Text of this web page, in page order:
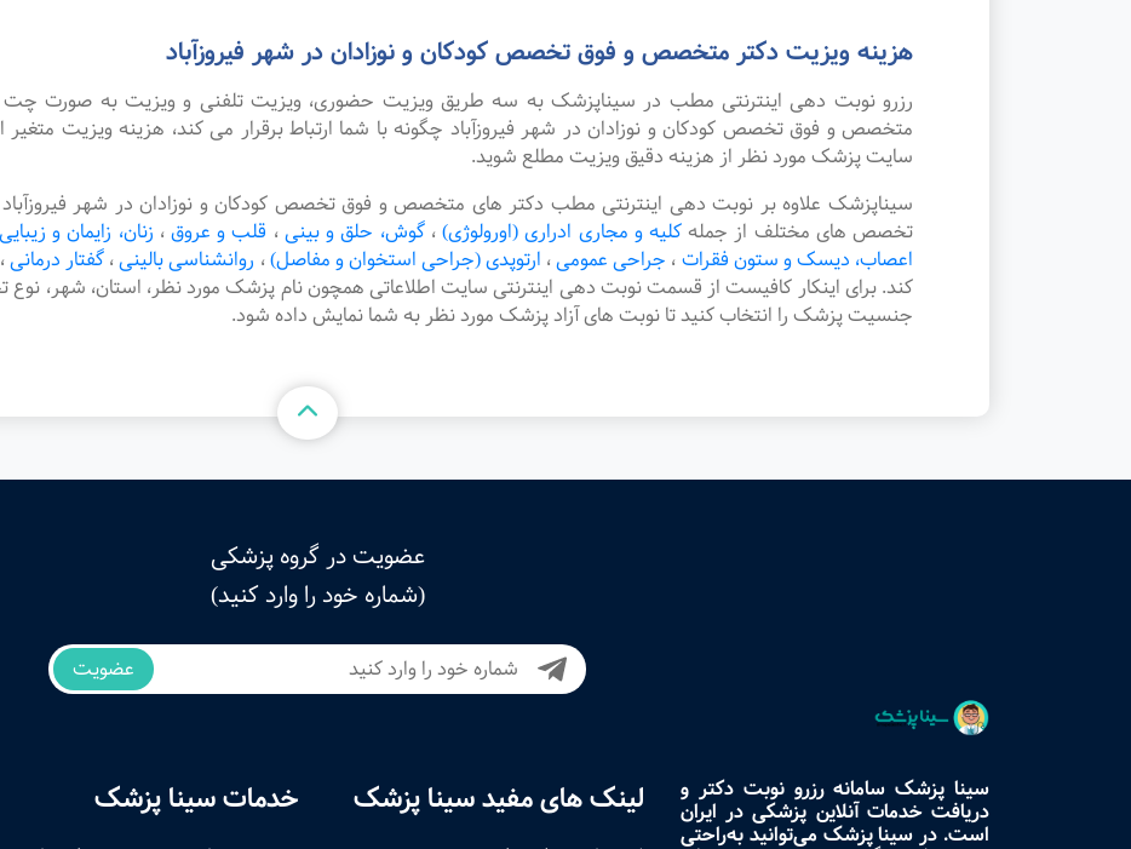
هزینه ویزیت دکتر متخصص و فوق تخصص کودکان و نوزادان در شهر فیروزآباد
رزرو نوبت دهی اینترنتی مطب در سیناپزشک به سه طریق ویزیت حضوری، ویزیت تلفنی و ویزیت به صورت چت
متخصص و فوق تخصص کودکان و نوزادان در شهر فیروزآباد چگونه با شما ارتباط برقرار می کند، هزینه ویزیت
سایت پزشک مورد نظر از هزینه دقیق ویزیت مطلع شوید.
سیناپزشک علاوه بر نوبت دهی اینترنتی مطب دکتر های متخصص و فوق تخصص کودکان و نوزادان در شهر فیروزآباد ،
تخصص های مختلف از جملهکلیه و مجاری ادراری (اورولوژی) ،گوش، حلق و بینی ، قلب و عروق ، زنان، زایمان و
اعصاب، دیسک و ستون فقرات ، جراحی عمومی، ارتوپدی (جراحی استخوان و مفاصل)، روانشناسی بالینی، گفتار درمانی،
کند. برای اینکار کافیست از قسمت نوبت دهی اینترنتی سایت اطلاعاتی همچون نام پزشک مورد نظر، استان،
جنسیت پزشک را انتخاب کنید تا نوبت های آزاد پزشک مورد نظر به شما نمایش داده شود.
عضویت در گروه پزشکی
(شماره خود را وارد کنید)
عضویت
سینا پزشک سامانه رزرو نوبت دکتر و
دریافت خدمات آنلاین پزشکی در ایران
است. در سینا پزشک می‌توانید به‌راحتی
لینک های مفید سینا پزشک خدمات سینا پزشک